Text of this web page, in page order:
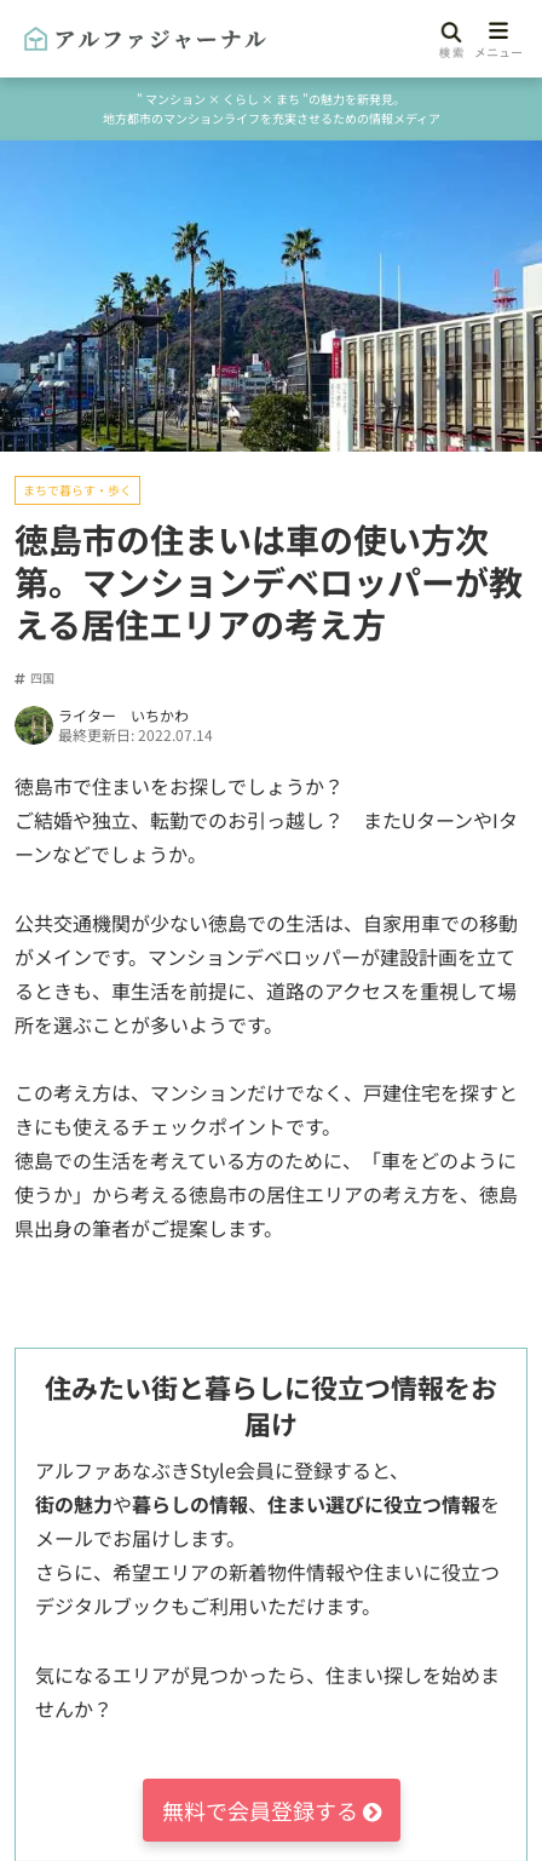
" マンション × くらし × まち "の魅力を新発見。
地方都市のマンションライフを充実させるための情報メディア
まちで暮らす・歩く
徳島市の住まいは車の使い方次
第。マンションデベロッパーが教
える居住エリアの考え方
四国
ライター いちかわ
最終更新日: 2022.07.14
徳島市で住まいをお探しでしょうか？
ご結婚や独立、転勤でのお引っ越し？ またUターンやIタ
ーンなどでしょうか。
公共交通機関が少ない徳島での生活は、自家用車での移動
がメインです。マンションデベロッパーが建設計画を立て
るときも、車生活を前提に、道路のアクセスを重視して場
所を選ぶことが多いようです。
この考え方は、マンションだけでなく、戸建住宅を探すと
きにも使えるチェックポイントです。
徳島での生活を考えている方のために、「車をどのように
使うか」から考える徳島市の居住エリアの考え方を、徳島
県出身の筆者がご提案します。
住みたい街と暮らしに役立つ情報をお
届け
アルファあなぶきStyle会員に登録すると、
街の魅力や暮らしの情報、 住まい選びに役立つ情報を
メールでお届けします。
さらに、希望エリアの新着物件情報や住まいに役立つ
デジタルブックもご利用いただけます。
気になるエリアが見つかったら、住まい探しを始めま
せんか？
無料で会員登録する